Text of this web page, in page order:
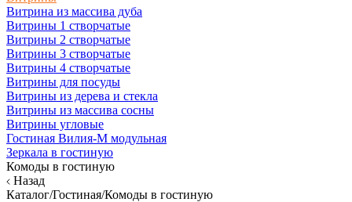
Витрина из массива дуба
Витрины 1 створчатые
Витрины 2 створчатые
Витрины 3 створчатые
Витрины 4 створчатые
Витрины для посуды
Витрины из дерева и стекла
Витрины из массива сосны
Витрины угловые
Гостиная Вилия-М модульная
Зеркала в гостиную
Комоды в гостиную
Назад
Каталог/Гостиная/Комоды в гостиную